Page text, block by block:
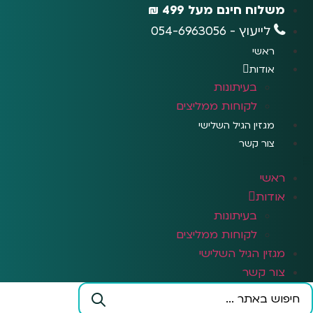
משלוח חינם מעל 499 ₪
לייעוץ - 054-6963056
ראשי
אודות
בעיתונות
לקוחות ממליצים
מגזין הגיל השלישי
צור קשר
ראשי
אודות
בעיתונות
לקוחות ממליצים
מגזין הגיל השלישי
צור קשר
Search